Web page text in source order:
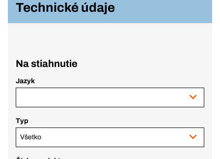
Technické údaje
Na stiahnutie
Jazyk
Typ
Všetko